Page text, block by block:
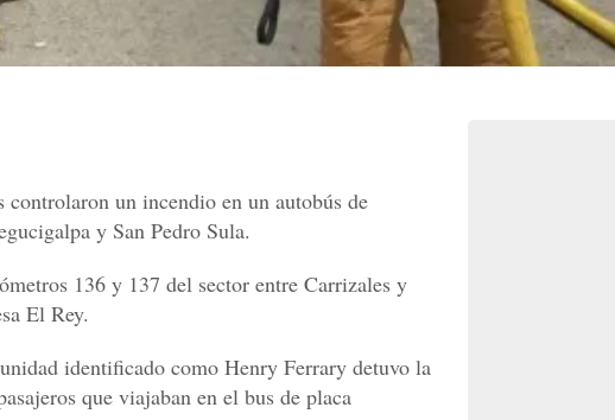
un incendio en un autobús de
y San Pedro Sula.
136 y 137 del sector entre Carrizales y
El Rey.
identificado como Henry Ferrary detuvo la
que viajaban en el bus de placa